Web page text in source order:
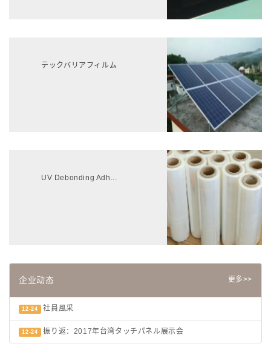
テックバリアフィルム
UV Debonding Adh...
企业动态 更多>>
12-24 社員風采
12-24 振り返：2017年台湾タッチパネル展示会